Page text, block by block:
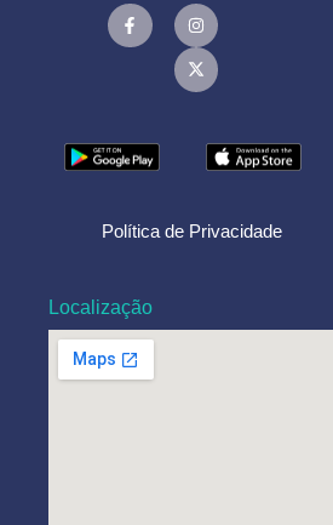
Política de Privacidade
Localização